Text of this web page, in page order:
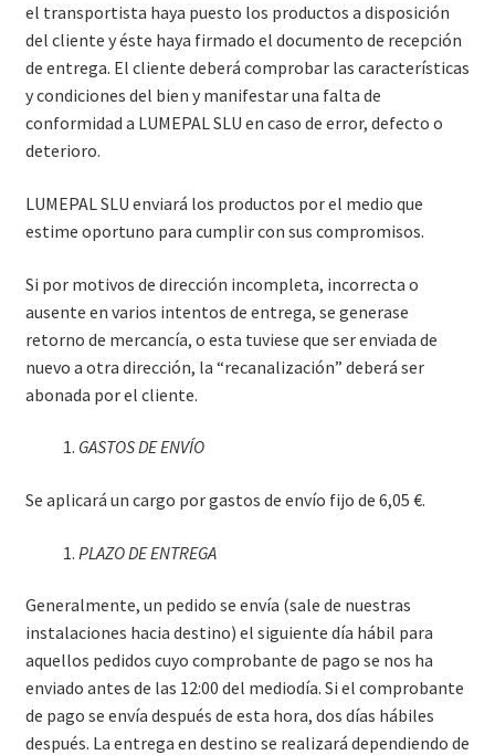
el transportista haya puesto los productos a disposición
del cliente y éste haya firmado el documento de recepción
de entrega. El cliente deberá comprobar las características
y condiciones del bien y manifestar una falta de
conformidad a LUMEPAL SLU en caso de error, defecto o
deterioro.
LUMEPAL SLU enviará los productos por el medio que
estime oportuno para cumplir con sus compromisos.
Si por motivos de dirección incompleta, incorrecta o
ausente en varios intentos de entrega, se generase
retorno de mercancía, o esta tuviese que ser enviada de
nuevo a otra dirección, la “recanalización” deberá ser
abonada por el cliente.
GASTOS DE ENVÍO
Se aplicará un cargo por gastos de envío fijo de 6,05 €.
PLAZO DE ENTREGA
Generalmente, un pedido se envía (sale de nuestras
instalaciones hacia destino) el siguiente día hábil para
aquellos pedidos cuyo comprobante de pago se nos ha
enviado antes de las 12:00 del mediodía. Si el comprobante
de pago se envía después de esta hora, dos días hábiles
después. La entrega en destino se realizará dependiendo de